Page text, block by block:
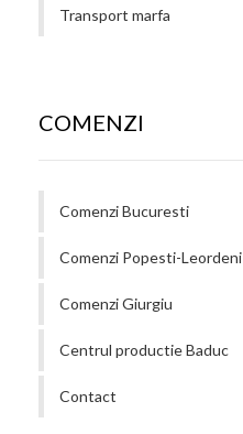
Transport marfa
COMENZI
Comenzi Bucuresti
Comenzi Popesti-Leordeni
Comenzi Giurgiu
Centrul productie Baduc
Contact